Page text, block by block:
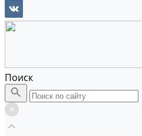
Поиск